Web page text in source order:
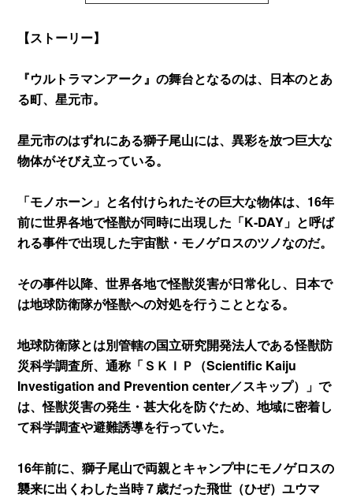
【ストーリー】
『ウルトラマンアーク』の舞台となるのは、日本のとあ
る町、星元市。
星元市のはずれにある獅子尾山には、異彩を放つ巨大な
物体がそびえ立っている。
「モノホーン」と名付けられたその巨大な物体は、16年
前に世界各地で怪獣が同時に出現した「K‐DAY」と呼ば
れる事件で出現した宇宙獣・モノゲロスのツノなのだ。
その事件以降、世界各地で怪獣災害が日常化し、日本で
は地球防衛隊が怪獣への対処を行うこととなる。
地球防衛隊とは別管轄の国立研究開発法人である怪獣防
災科学調査所、通称「ＳＫＩＰ（Scientific Kaiju
Investigation and Prevention center／スキップ）」で
は、怪獣災害の発生・甚大化を防ぐため、地域に密着し
て科学調査や避難誘導を行っていた。
16年前に、獅子尾山で両親とキャンプ中にモノゲロスの
襲来に出くわした当時７歳だった飛世（ひぜ）ユウマ